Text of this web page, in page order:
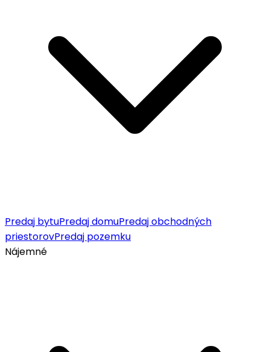
Predaj bytuPredaj domuPredaj obchodných
priestorovPredaj pozemku
Nájemné